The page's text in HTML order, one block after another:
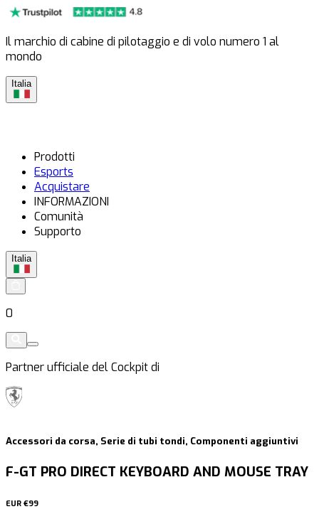
Il marchio di cabine di pilotaggio e di volo numero 1 al
mondo
Italia
Prodotti
Esports
Acquistare
INFORMAZIONI
Comunità
Supporto
Italia
0
Partner ufficiale del Cockpit di
Accessori da corsa, Serie di tubi tondi, Componenti aggiuntivi
F-GT PRO DIRECT KEYBOARD AND MOUSE TRAY
EUR €99